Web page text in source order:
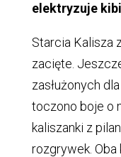
elektryzuje
Starcia Kalisza
zacięte.
zasłużonych
toczono boje o
kaliszanki z
rozgrywek.